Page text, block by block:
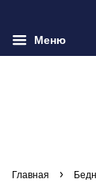
Меню
Главная ›